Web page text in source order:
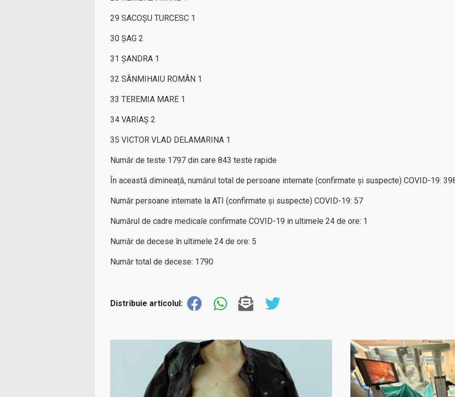
29 SACOŞU TURCESC 1
30 ŞAG 2
31 ŞANDRA 1
32 SÂNMIHAIU ROMÂN 1
33 TEREMIA MARE 1
34 VARIAŞ 2
35 VICTOR VLAD DELAMARINA 1
Număr de teste 1797 din care 843 teste rapide
În această dimineață, numărul total de persoane internate (confirmate și suspecte) COVID-19:
Număr persoane internate la ATI (confirmate și suspecte) COVID-19: 57
Numărul de cadre medicale confirmate COVID-19 in ultimele 24 de ore: 1
Număr de decese în ultimele 24 de ore: 5
Număr total de decese: 1790
Distribuie articolul: